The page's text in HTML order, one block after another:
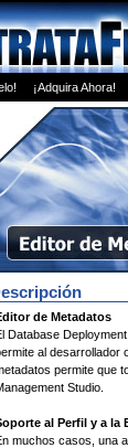
¡Adquira Ahora!
de Metadatos
Database
al desarrollador
permite que
Studio.
al Perfil y a la
muchos casos, una